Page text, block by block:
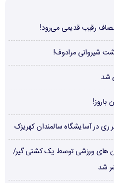
رقیب قدیمی می‌رود!
شیروانی مرادوف!
شد
باروز!
در آسایشگاه سالمندان کهریزک
های ورزشی توسط یک کشتی گیر/
شد